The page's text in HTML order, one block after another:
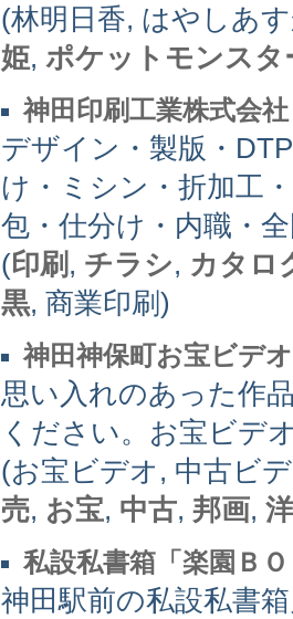
(林明日香, はやしあ
姫, ポケットモンスタ
神田印刷工業株式会社
デザイン・製版・
け・ミシン・折加工
包・仕分け・内職・
(印刷 , チラシ, カタロ
黒, 商業印刷)
神田神保町お宝ビデ
思い入れのあった作
ください。お宝ビデ
(お宝ビデオ, 中古ビ
売, お宝, 中古, 邦画,
私設私書箱「楽園Ｂ
神田駅前の私設私書